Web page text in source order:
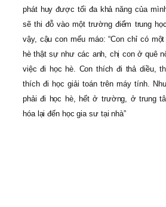
phát huy được tối đa khả năng của
sẽ thi đỗ vào một trường điểm trung
vậy, cậu con mếu máo: “Con chỉ có
hè thật sự như các anh, chị con ở quê
việc đi học hè. Con thích đi thả diều,
thích đi học giải toán trên máy tính.
phải đi học hè, hết ở trường, ở trung
hóa lại đến học gia sư tại nhà”